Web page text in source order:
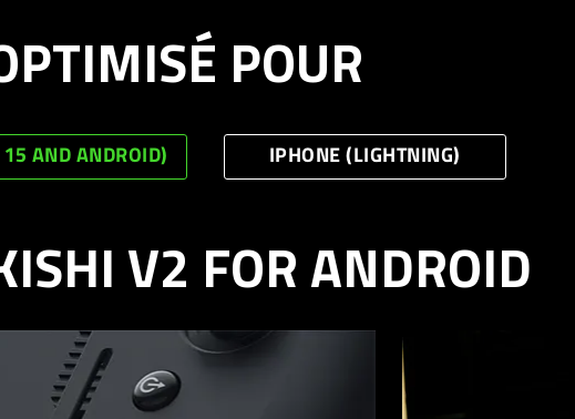
POUR
AND ANDROID) IPHONE (LIGHTNING)
V2 FOR ANDROID